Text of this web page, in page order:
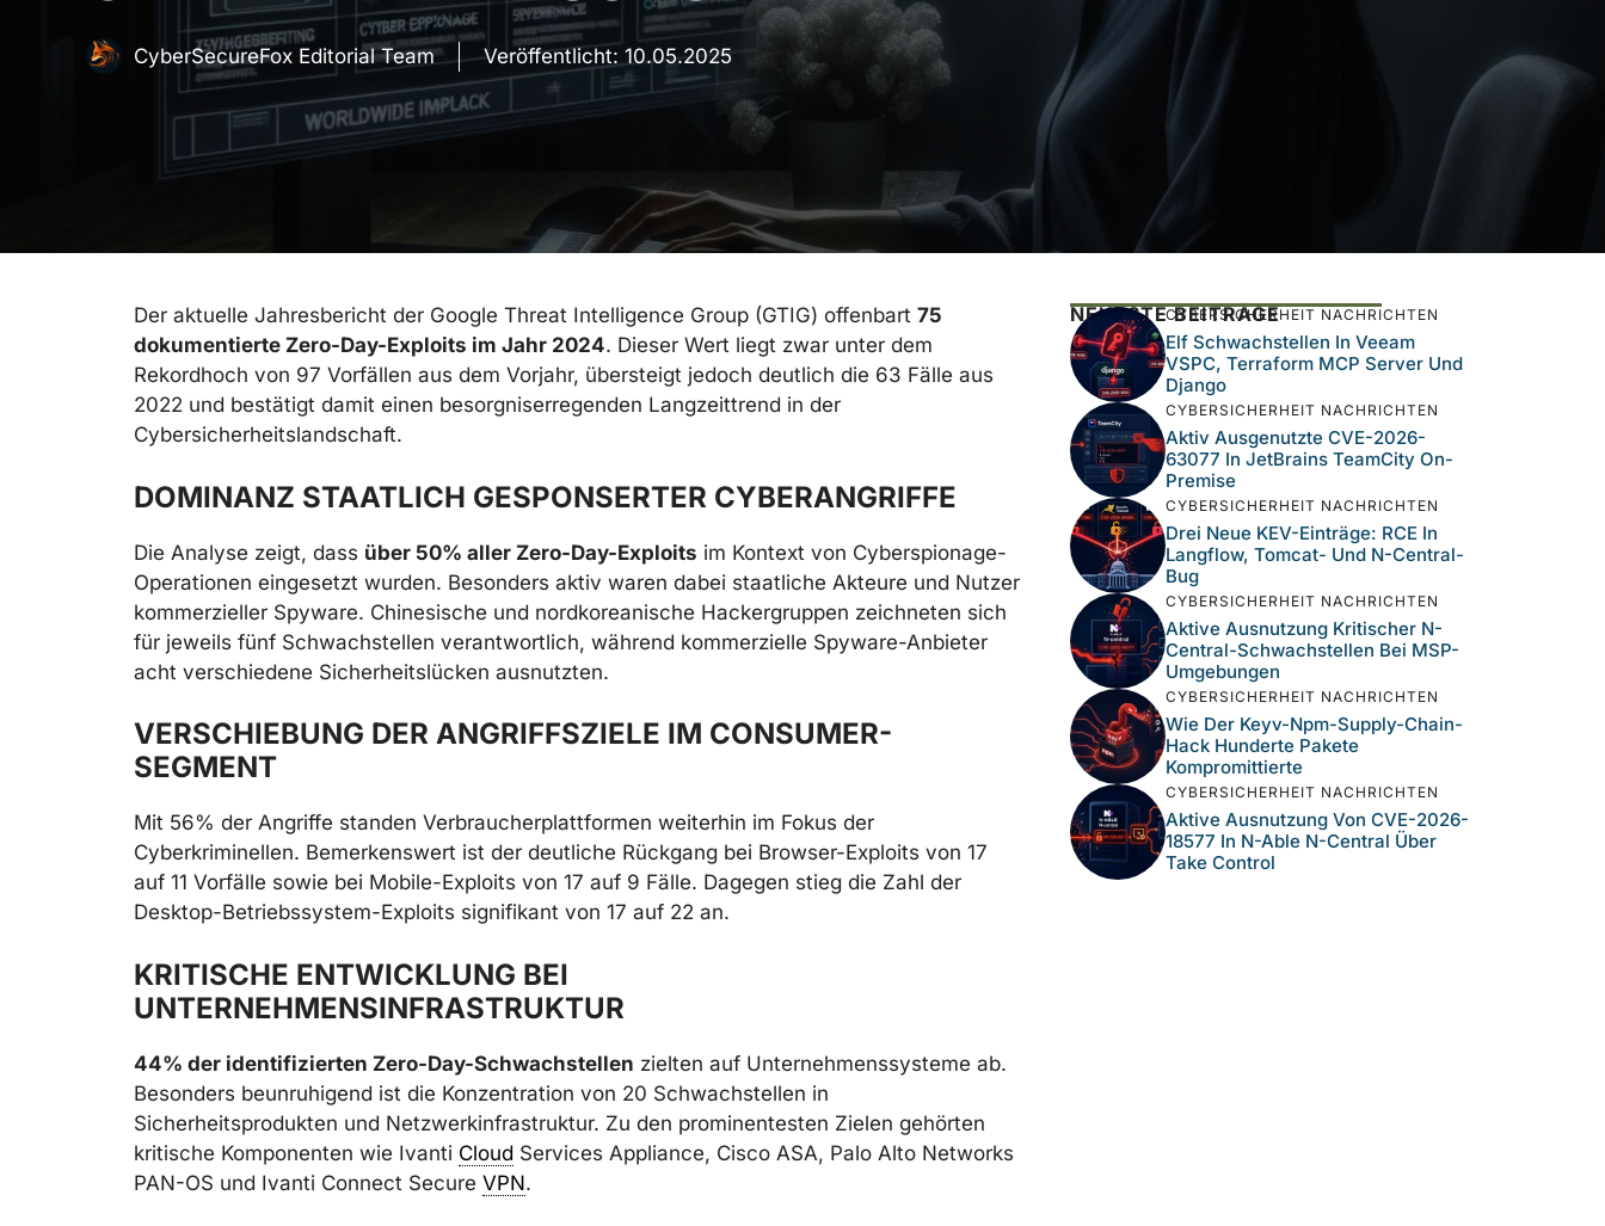
CyberSecureFox Editorial Team Veröffentlicht: 10.05.2025
Der aktuelle Jahresbericht der Google Threat Intelligence Group (GTIG) offenbart 75
dokumentierte Zero-Day-Exploits im Jahr 2024. Dieser Wert liegt zwar unter dem
Rekordhoch von 97 Vorfällen aus dem Vorjahr, übersteigt jedoch deutlich die 63 Fälle aus
2022 und bestätigt damit einen besorgniserregenden Langzeittrend in der
Cybersicherheitslandschaft.
DOMINANZ STAATLICH GESPONSERTER CYBERANGRIFFE
Die Analyse zeigt, dass über 50% aller Zero-Day-Exploits im Kontext von Cyberspionage-
Operationen eingesetzt wurden. Besonders aktiv waren dabei staatliche Akteure und Nutzer
kommerzieller Spyware. Chinesische und nordkoreanische Hackergruppen zeichneten sich
für jeweils fünf Schwachstellen verantwortlich, während kommerzielle Spyware-Anbieter
acht verschiedene Sicherheitslücken ausnutzten.
VERSCHIEBUNG DER ANGRIFFSZIELE IM CONSUMER-
SEGMENT
Mit 56% der Angriffe standen Verbraucherplattformen weiterhin im Fokus der
Cyberkriminellen. Bemerkenswert ist der deutliche Rückgang bei Browser-Exploits von 17
auf 11 Vorfälle sowie bei Mobile-Exploits von 17 auf 9 Fälle. Dagegen stieg die Zahl der
Desktop-Betriebssystem-Exploits signifikant von 17 auf 22 an.
KRITISCHE ENTWICKLUNG BEI
UNTERNEHMENSINFRASTRUKTUR
44% der identifizierten Zero-Day-Schwachstellen zielten auf Unternehmenssysteme ab.
Besonders beunruhigend ist die Konzentration von 20 Schwachstellen in
Sicherheitsprodukten und Netzwerkinfrastruktur. Zu den prominentesten Zielen gehörten
kritische Komponenten wie Ivanti Cloud Services Appliance, Cisco ASA, Palo Alto Networks
PAN-OS und Ivanti Connect Secure VPN.
NEUESTE BEITRÄGE
CYBERSICHERHEIT NACHRICHTEN
Elf Schwachstellen In Veeam
VSPC, Terraform MCP Server Und
Django
CYBERSICHERHEIT NACHRICHTEN
Aktiv Ausgenutzte CVE-2026-
63077 In JetBrains TeamCity On-
Premise
CYBERSICHERHEIT NACHRICHTEN
Drei Neue KEV-Einträge: RCE In
Langflow, Tomcat- Und N-Central-
Bug
CYBERSICHERHEIT NACHRICHTEN
Aktive Ausnutzung Kritischer N-
Central-Schwachstellen Bei MSP-
Umgebungen
CYBERSICHERHEIT NACHRICHTEN
Wie Der Keyv-Npm-Supply-Chain-
Hack Hunderte Pakete
Kompromittierte
CYBERSICHERHEIT NACHRICHTEN
Aktive Ausnutzung Von CVE-2026-
18577 In N-Able N-Central Über
Take Control